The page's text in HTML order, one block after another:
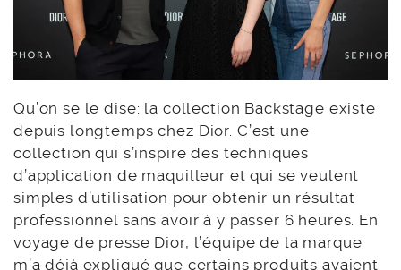
Qu’on se le dise: la collection Backstage existe
depuis longtemps chez Dior. C’est une
collection qui s’inspire des techniques
d’application de maquilleur et qui se veulent
simples d’utilisation pour obtenir un résultat
professionnel sans avoir à y passer 6 heures. En
voyage de presse Dior, l’équipe de la marque
m’a déjà expliqué que certains produits avaient